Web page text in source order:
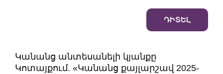
ԴԻՏԵԼ
Կանանց անտեսանելի կյանքը
Կոտայքում. «Կանանց քայլարշավ 2025-